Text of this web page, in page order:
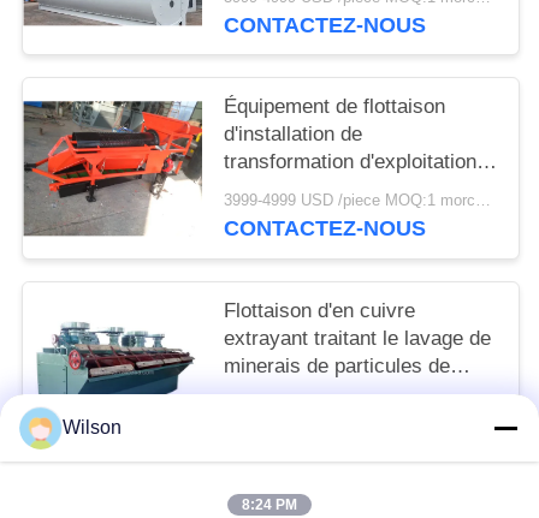
CONTACTEZ-NOUS
Équipement de flottaison
d'installation de
transformation d'exploitation
d'en cuivre de séparateur de
minerai
3999-4999 USD /piece MOQ:1 morceau
CONTACTEZ-NOUS
Flottaison d'en cuivre
extrayant traitant le lavage de
minerais de particules de
roches de matériel d'usine
Wilson
8:24 PM